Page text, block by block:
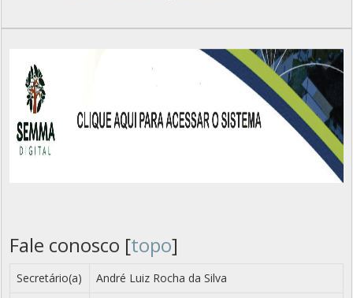
Fale conosco [topo]
Secretário(a)
André Luiz Rocha da Silva